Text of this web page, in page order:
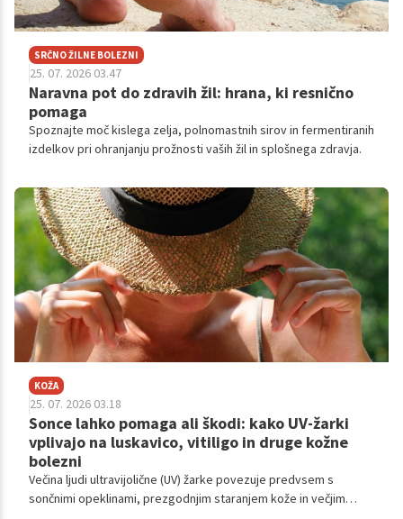
SRČNO ŽILNE BOLEZNI
25. 07. 2026 03.47
Naravna pot do zdravih žil: hrana, ki resnično
pomaga
Spoznajte moč kislega zelja, polnomastnih sirov in fermentiranih
izdelkov pri ohranjanju prožnosti vaših žil in splošnega zdravja.
KOŽA
25. 07. 2026 03.18
Sonce lahko pomaga ali škodi: kako UV-žarki
vplivajo na luskavico, vitiligo in druge kožne
bolezni
Večina ljudi ultravijolične (UV) žarke povezuje predvsem s
sončnimi opeklinami, prezgodnjim staranjem kože in večjim